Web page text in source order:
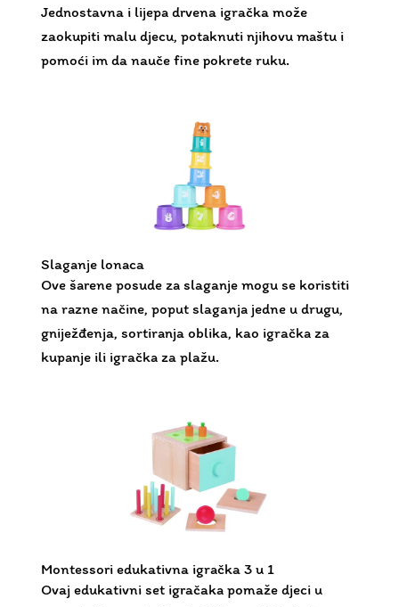
Jednostavna i lijepa drvena igračka može
zaokupiti malu djecu, potaknuti njihovu maštu i
pomoći im da nauče fine pokrete ruku.
Slaganje lonaca
Ove šarene posude za slaganje mogu se koristiti
na razne načine, poput slaganja jedne u drugu,
gniježđenja, sortiranja oblika, kao igračka za
kupanje ili igračka za plažu.
Montessori edukativna igračka 3 u 1
Ovaj edukativni set igračaka pomaže djeci u